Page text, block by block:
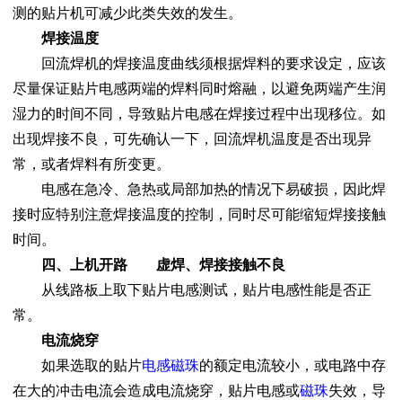
测的贴片机可减少此类失效的发生。
焊接温度
回流焊机的焊接温度曲线须根据焊料的要求设定，应该
尽量保证贴片电感两端的焊料同时熔融，以避免两端产生润
湿力的时间不同，导致贴片电感在焊接过程中出现移位。如
出现焊接不良，可先确认一下，回流焊机温度是否出现异
常，或者焊料有所变更。
电感在急冷、急热或局部加热的情况下易破损，因此焊
接时应特别注意焊接温度的控制，同时尽可能缩短焊接接触
时间。
四、上机开路 虚焊、焊接接触不良
从线路板上取下贴片电感测试，贴片电感性能是否正
常。
电流烧穿
如果选取的贴片电感磁珠的额定电流较小，或电路中存
在大的冲击电流会造成电流烧穿，贴片电感或磁珠失效，导